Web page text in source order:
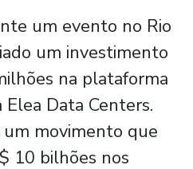
um evento no Rio
um investimento
na plataforma
Data Centers.
movimento que
10 bilhões nos